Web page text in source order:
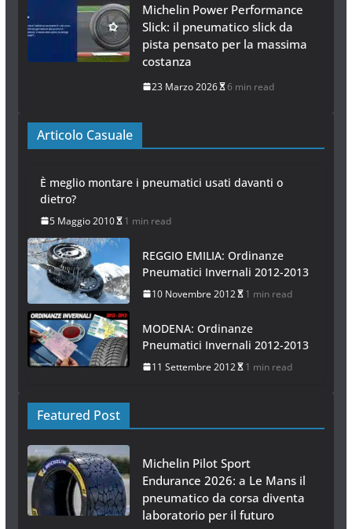
Michelin Power Performance
Slick: il pneumatico slick da
pista pensato per la massima
costanza
23 Marzo 2026 6 min read
Articolo Casuale
È meglio montare i pneumatici usati davanti o
dietro?
5 Maggio 2010 1 min read
REGGIO EMILIA: Ordinanze
Pneumatici Invernali 2012-2013
10 Novembre 2012 1 min read
MODENA: Ordinanze
Pneumatici Invernali 2012-2013
11 Settembre 2012 1 min read
Featured Post
Michelin Pilot Sport
Endurance 2026: a Le Mans il
pneumatico da corsa diventa
laboratorio per il futuro